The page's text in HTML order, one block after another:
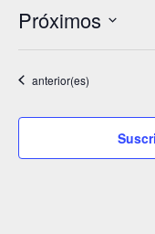
Próximos
Selecciona
la Eventos
anterior(es)